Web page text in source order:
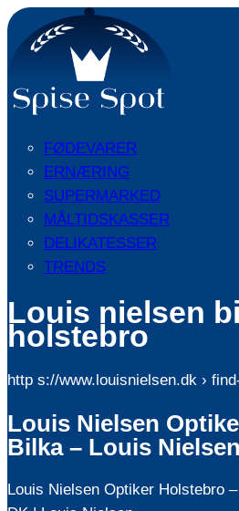
FØDEVARER
ERNÆRING
SUPERMARKED
MÅLTIDSKASSER
DELIKATESSER
TRENDS
Louis nielsen
holstebro
http s://www.louisnielsen.dk ›
Louis Nielsen
Bilka – Louis Nielsen
Louis Nielsen Optiker Holstebro